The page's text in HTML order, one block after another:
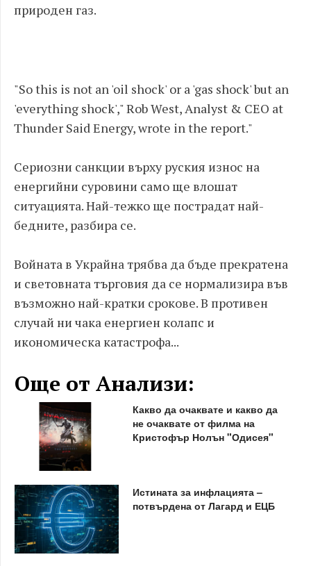
природен газ.
"So this is not an 'oil shock' or a 'gas shock' but an
'everything shock'," Rob West, Analyst & CEO at
Thunder Said Energy, wrote in the report."
Сериозни санкции върху руския износ на
енергийни суровини само ще влошат
ситуацията. Най-тежко ще пострадат най-
бедните, разбира се.
Войната в Украйна трябва да бъде прекратена
и световната търговия да се нормализира във
възможно най-кратки срокове. В противен
случай ни чака енергиен колапс и
икономическа катастрофа...
Още от Анализи:
Какво да очаквате и какво да
не очаквате от филма на
Кристофър Нолън "Одисея"
Истината за инфлацията –
потвърдена от Лагард и ЕЦБ